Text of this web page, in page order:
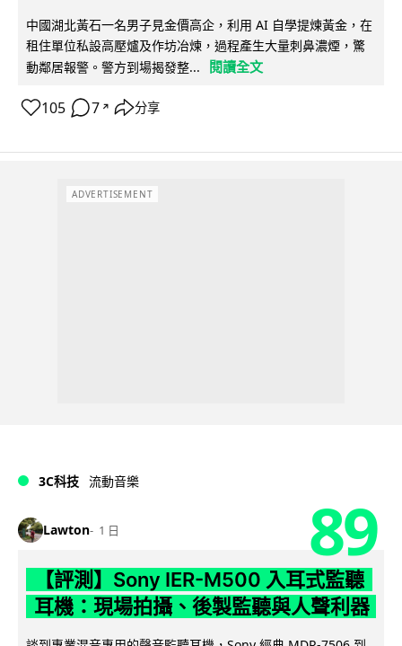
中國湖北黃石一名男子見金價高企，利用 AI 自學提煉黃金，在
租住單位私設高壓爐及作坊冶煉，過程產生大量刺鼻濃煙，驚
動鄰居報警。警方到場揭發整...
閱讀全文
105 7 ↗ 分享
ADVERTISEMENT
3C科技 流動音樂
Lawton 1 日 89
【評測】Sony IER-M500 入耳式監聽
耳機：現場拍攝、後製監聽與人聲利器